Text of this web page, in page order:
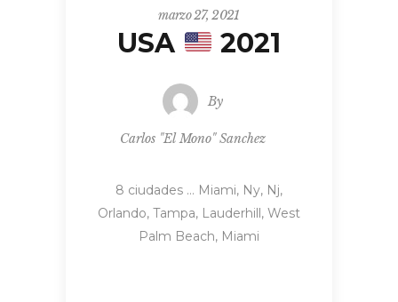
marzo 27, 2021
USA 2021
By
Carlos "El Mono" Sanchez
8 ciudades … Miami, Ny, Nj,
Orlando, Tampa, Lauderhill, West
Palm Beach, Miami